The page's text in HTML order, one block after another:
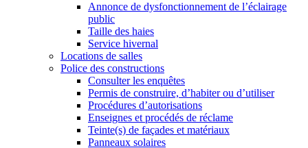
Annonce de dysfonctionnement de l’éclairage
public
Taille des haies
Service hivernal
Locations de salles
Police des constructions
Consulter les enquêtes
Permis de construire, d’habiter ou d’utiliser
Procédures d’autorisations
Enseignes et procédés de réclame
Teinte(s) de façades et matériaux
Panneaux solaires